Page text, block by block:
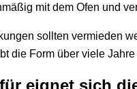
mit dem Ofen und
sollten vermieden
die Form über viele
eignet sich